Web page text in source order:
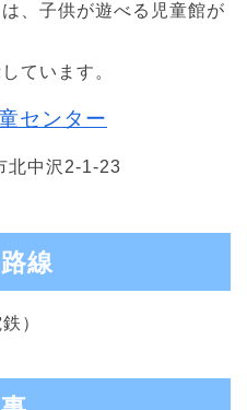
、子供が遊べる児童館が
ています。
センター
北中沢2-1-23
線
）